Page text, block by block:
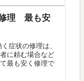
理 最も安
症状の修理は、
に頼む場合など
最も安く修理で